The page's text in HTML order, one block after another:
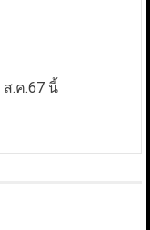
ส.ค.67 นี้